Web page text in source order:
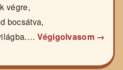
végre,
bocsátva,
Végigolvasom →